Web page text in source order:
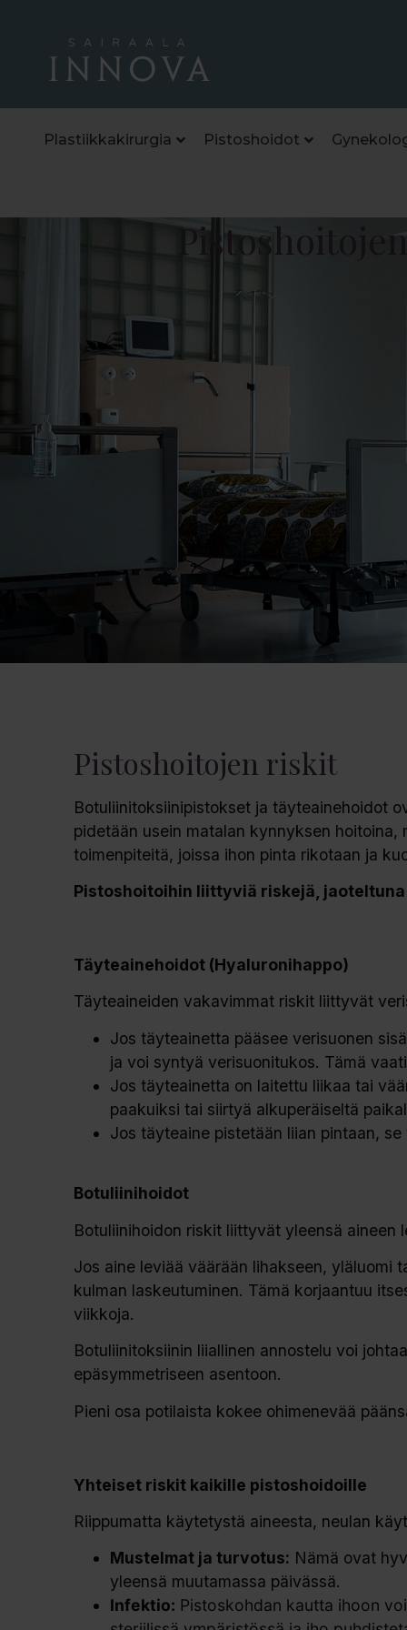
Plastiikkakirurgia Pistoshoidot
Pistoshoitojen riskit
Botuliinitoksiinipistokset ja täyteainehoidot
pidetään usein matalan kynnyksen
toimenpiteitä, joissa ihon pinta rikotaan ja
Pistoshoitoihin liittyviä riskejä,
Täyteainehoidot (Hyaluronihappo)
Täyteaineiden vakavimmat riskit liittyvät
Jos täyteainetta pääsee verisuonen
ja voi syntyä verisuonitukos. Tämä
Jos täyteainetta on laitettu liikaa tai
paakuiksi tai siirtyä alkuperäiseltä
Jos täyteaine pistetään liian pintaan,
Botuliinihoidot
Botuliinihoidon riskit liittyvät yleensä aineen
Jos aine leviää väärään lihakseen, yläluomi
kulman laskeutuminen. Tämä korjaantuu
viikkoja.
Botuliinitoksiinin liiallinen annostelu voi
epäsymmetriseen asentoon.
Pieni osa potilaista kokee ohimenevää
Yhteiset riskit kaikille pistoshoidoille
Riippumatta käytetystä aineesta, neulan
Mustelmat ja turvotus: Nämä ovat
yleensä muutamassa päivässä.
Infektio: Pistoskohdan kautta ihoon